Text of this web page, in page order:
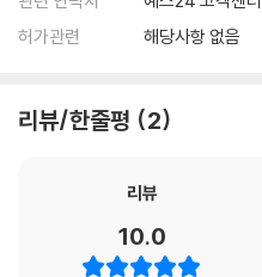
허가관련
해당사항 없음
리뷰/한줄평 2
리뷰
10.0